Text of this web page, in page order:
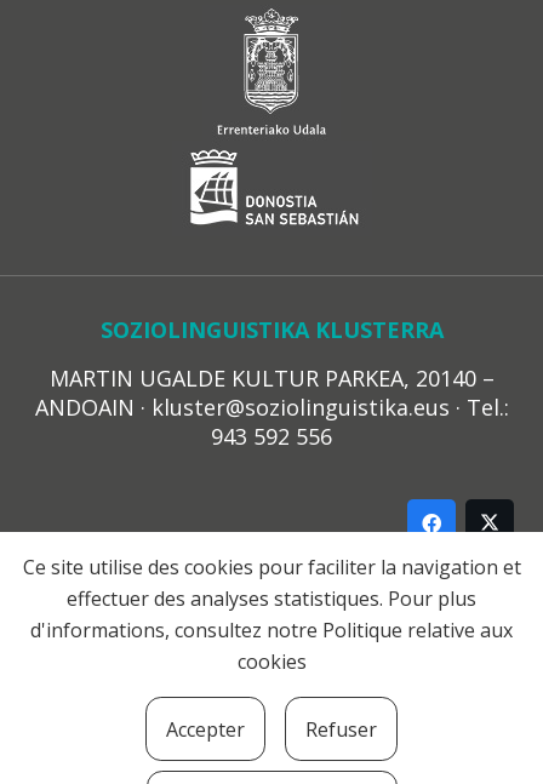
SOZIOLINGUISTIKA KLUSTERRA
MARTIN UGALDE KULTUR PARKEA, 20140 –
ANDOAIN · kluster@soziolinguistika.eus · Tel.:
943 592 556
LEGE OHARRA
PRIBATUTASUN POLITIKA
COOKIE-EN POLITIKA
© 2021 Soziolinguistika Klusterra
Ce site utilise des cookies pour faciliter la navigation et
effectuer des analyses statistiques. Pour plus
d'informations, consultez notre Politique relative aux
cookies
Accepter Refuser